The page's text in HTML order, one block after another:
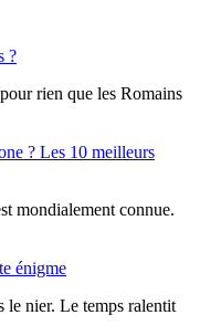
?
rien que les Romains
? Les 10 meilleurs
mondialement connue.
énigme
le nier. Le temps ralentit